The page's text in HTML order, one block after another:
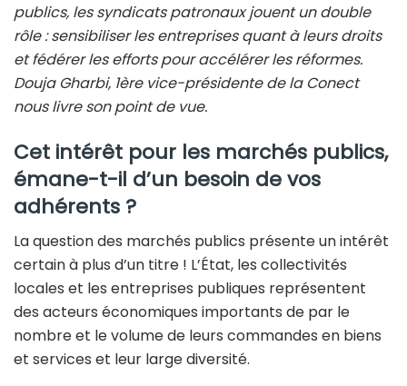
publics, les syndicats patronaux jouent un double
rôle : sensibiliser les entreprises quant à leurs droits
et fédérer les efforts pour accélérer les réformes.
Douja Gharbi, 1ère vice-présidente de la Conect
nous livre son point de vue.
Cet intérêt pour les marchés publics,
émane-t-il d’un besoin de vos
adhérents ?
La question des marchés publics présente un intérêt
certain à plus d’un titre ! L’État, les collectivités
locales et les entreprises publiques représentent
des acteurs économiques importants de par le
nombre et le volume de leurs commandes en biens
et services et leur large diversité.